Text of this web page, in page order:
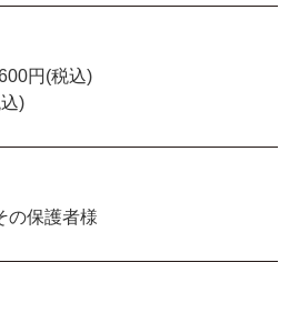
円(税込)
)
の保護者様